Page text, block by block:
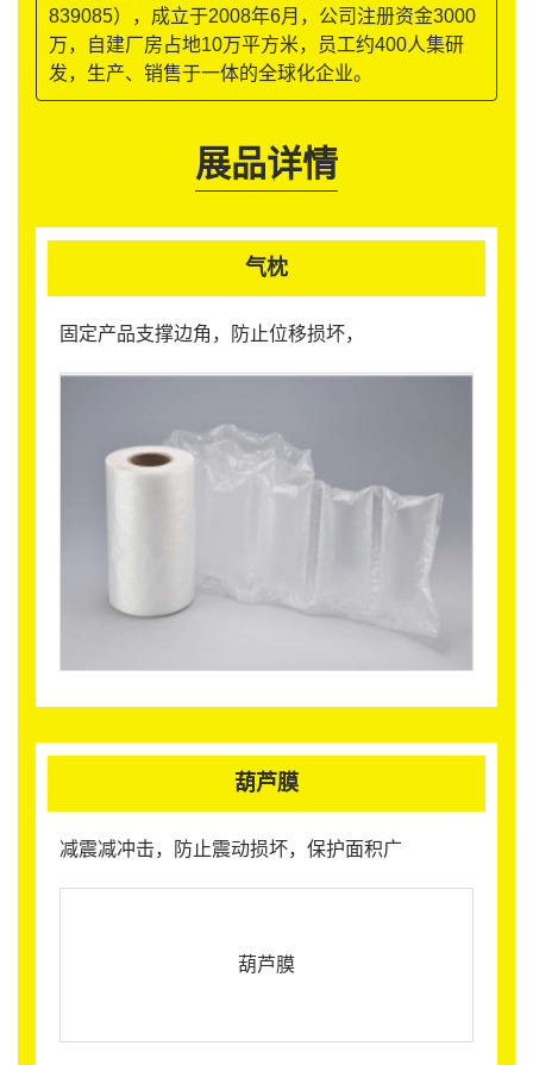
839085），成立于2008年6月，公司注册资金3000
万，自建厂房占地10万平方米，员工约400人集研
发，生产、销售于一体的全球化企业。
展品详情
气枕
固定产品支撑边角，防止位移损坏，
葫芦膜
减震减冲击，防止震动损坏，保护面积广
葫芦膜